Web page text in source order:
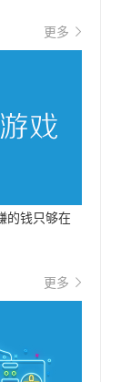
更多
的钱只够在
更多